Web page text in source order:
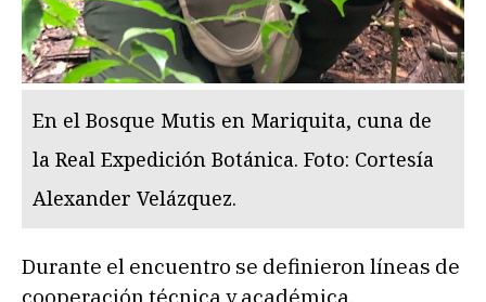
En el Bosque Mutis en Mariquita, cuna de
la Real Expedición Botánica. Foto: Cortesía
Alexander Velázquez.
Durante el encuentro se definieron líneas de
cooperación técnica y académica,